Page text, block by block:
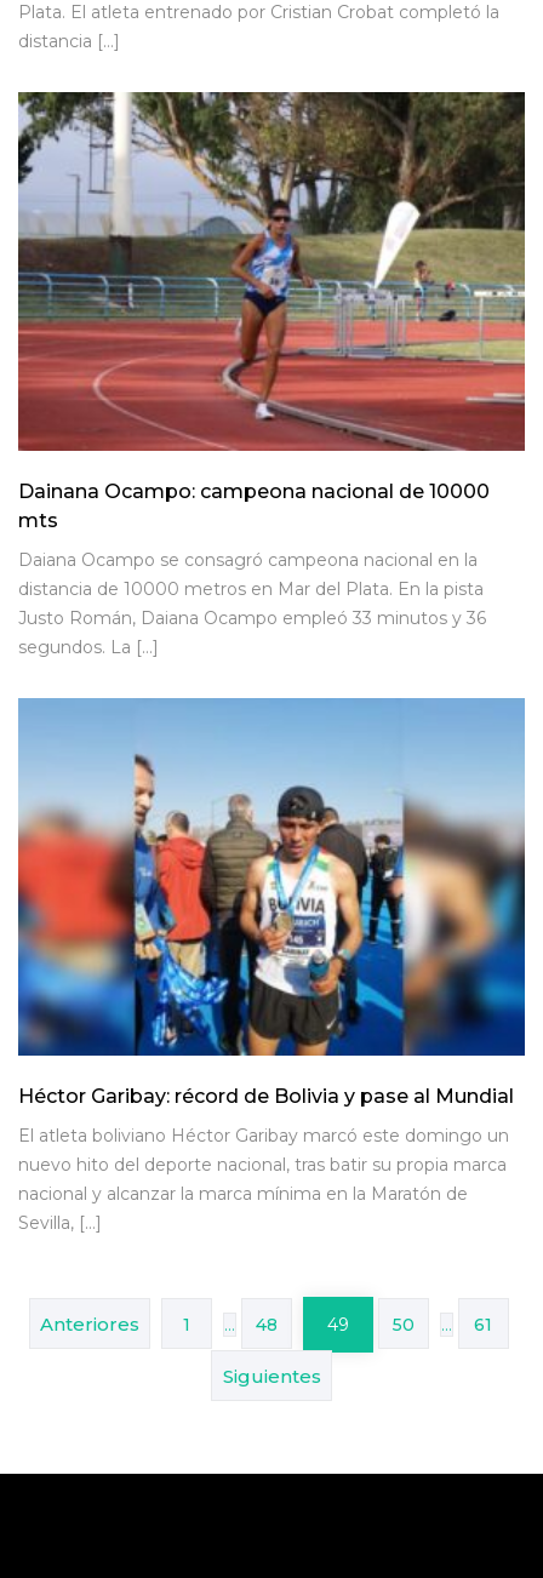
Plata. El atleta entrenado por Cristian Crobat completó la
distancia […]
Dainana Ocampo: campeona nacional de 10000
mts
Daiana Ocampo se consagró campeona nacional en la
distancia de 10000 metros en Mar del Plata. En la pista
Justo Román, Daiana Ocampo empleó 33 minutos y 36
segundos. La […]
Héctor Garibay: récord de Bolivia y pase al Mundial
El atleta boliviano Héctor Garibay marcó este domingo un
nuevo hito del deporte nacional, tras batir su propia marca
nacional y alcanzar la marca mínima en la Maratón de
Sevilla, […]
de
entradas
Anteriores 1 … 48 49 50 … 61
Siguientes